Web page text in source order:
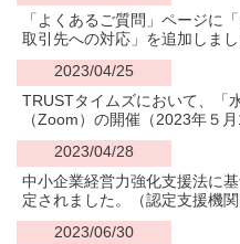
「よくあるご質問」ページに
取引先への対応」を追加しまし
2023/04/25
TRUSTタイムズにおいて、「
（Zoom）の開催（2023年５
2023/04/28
中小企業経営力強化支援法に
定されました。（認定支援機関
2023/06/30